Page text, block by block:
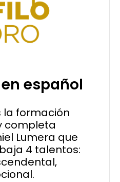
español
la formación
completa
Lumera que
4 talentos: